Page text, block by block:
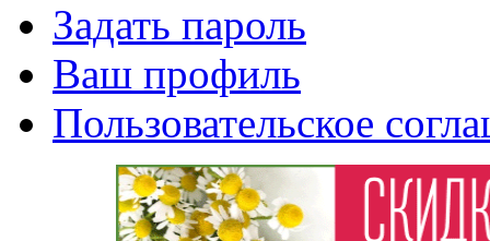
Задать пароль
Ваш профиль
Пользовательское